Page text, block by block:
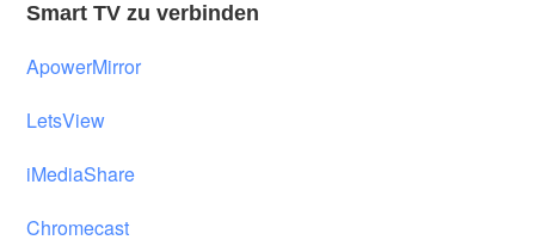
Smart TV zu verbinden
ApowerMirror
LetsView
iMediaShare
Chromecast